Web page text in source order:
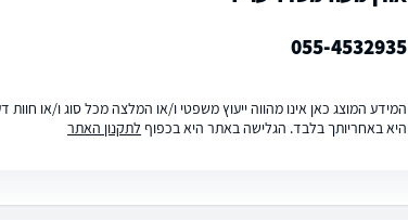
055-4532935
המידע המוצג כאן אינו מהווה ייעוץ משפטי ו/או המלצה מכל סוג ו/או
היא באחריותך בלבד. הגלישה באתר היא בכפוף לתקנון האתר